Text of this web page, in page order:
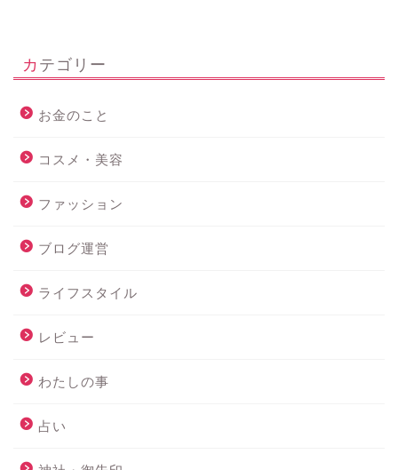
カテゴリー
お金のこと
コスメ・美容
ファッション
ブログ運営
ライフスタイル
レビュー
わたしの事
占い